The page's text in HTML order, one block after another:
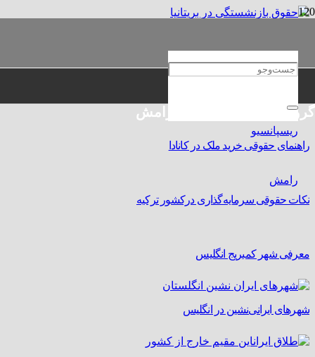
گروه حقوقی و مهاجرتی رامش
راهنمای حقوقی خرید ملک در کانادا
نکات حقوقی سرمایه‌گذاری درکشور ترکیه
معرفی شهر کمبریج انگلیس
شهرهای ایرانی‌نشین در انگلیس